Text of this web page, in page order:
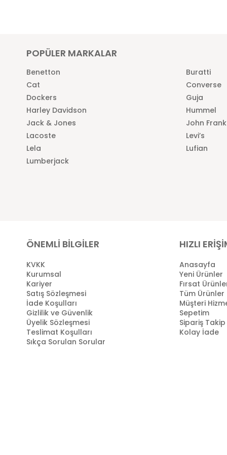
POPÜLER MARKALAR
Benetton
Buratti
Cat
Converse
Dockers
Guja
Harley Davidson
Hummel
Jack & Jones
John Frank
Lacoste
Levi’s
Lela
Lufian
Lumberjack
ÖNEMLİ BİLGİLER
KVKK
Kurumsal
Kariyer
Satış Sözleşmesi
İade Koşulları
Gizlilik ve Güvenlik
Üyelik Sözleşmesi
Teslimat Koşulları
Sıkça Sorulan Sorular
HIZLI
Anasayfa
Yeni Ürünler
Fırsat
Tüm Ürünler
Müşteri
Sepetim
Sipariş Takip
Kolay İade